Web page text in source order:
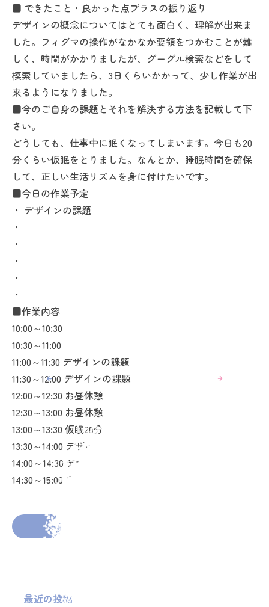
■ できたこと・良かった点プラスの振り返り
デザインの概念についてはとても面白く、理解が出来ま
した。フィグマの操作がなかなか要領をつかむことが難
しく、時間がかかりましたが、グーグル検索などをして
模索していましたら、3日くらいかかって、少し作業が出
来るようになりました。
■今のご自身の課題とそれを解決する方法を記載して下
さい。
どうしても、仕事中に眠くなってしまいます。今日も20
分くらい仮眠をとりました。なんとか、睡眠時間を確保
して、正しい生活リズムを身に付けたいです。
■今日の作業予定
・ デザインの課題
・
・
・
・
・
■作業内容
10:00～10:30
10:30～11:00
11:00～11:30 デザインの課題
11:30～12:00 デザインの課題
12:00～12:30 お昼休憩
12:30～13:00 お昼休憩
13:00～13:30 仮眠20分、デザインの課題
13:30～14:00 デザインの課題
14:00～14:30 デザインの課題、課題提出
14:30～15:00 日報入力、日報ブログのアップ
前の投稿へ
最近の投稿